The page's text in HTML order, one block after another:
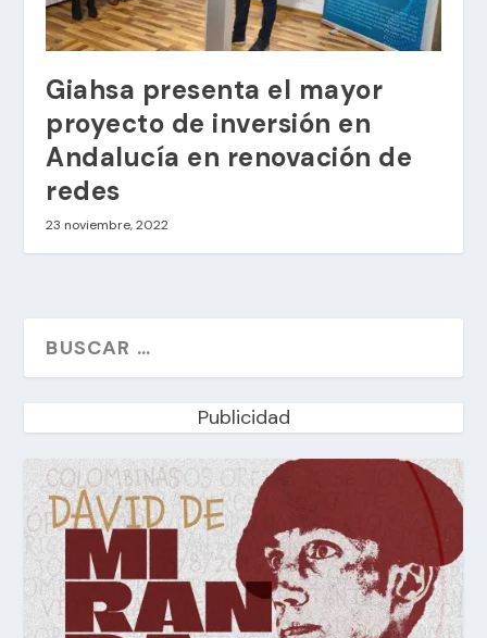
Giahsa presenta el mayor
proyecto de inversión en
Andalucía en renovación de
redes
23 noviembre, 2022
Publicidad